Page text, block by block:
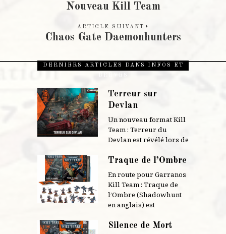
Nouveau Kill Team
ARTICLE SUIVANT
Chaos Gate Daemonhunters
DERNIERS ARTICLES DANS INFOS ET
Terreur sur
Devlan
Un nouveau format Kill
Team : Terreur du
Devlan est révélé lors de
Traque de l’Ombre
En route pour Garranos
Kill Team : Traque de
l’Ombre (Shadowhunt
en anglais) est
Silence de Mort